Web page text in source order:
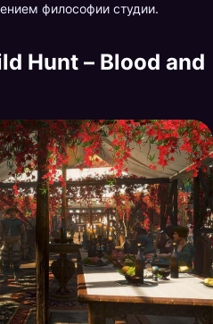
философии студии.
Hunt – Blood and